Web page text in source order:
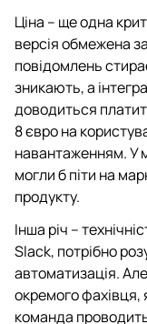
Ціна – ще одна
версія обмежена
повідомлень
зникають, а
доводиться
8 євро на
навантаженням. У
могли б піти на
продукту.
Інша річ –
Slack, потрібно
автоматизація.
окремого фахівця,
команда